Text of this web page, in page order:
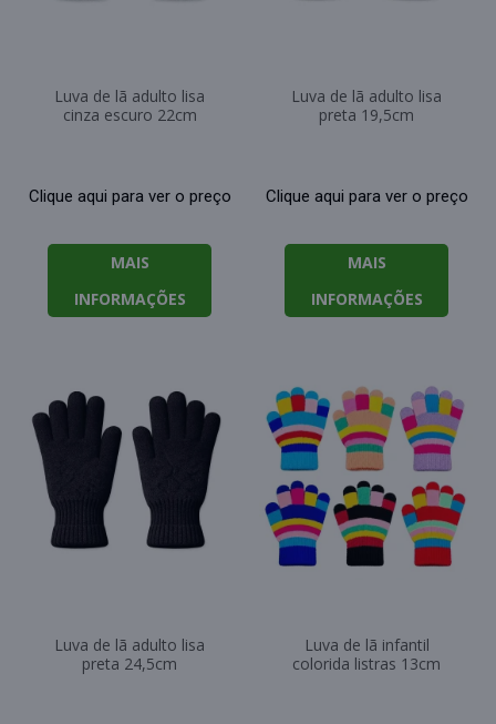
Luva de lã adulto lisa
cinza escuro 22cm
Clique aqui para ver o preço
MAIS
INFORMAÇÕES
Luva de lã adulto lisa
preta 19,5cm
Clique aqui para ver o preço
MAIS
INFORMAÇÕES
Luva de lã adulto lisa
preta 24,5cm
Luva de lã infantil
colorida listras 13cm